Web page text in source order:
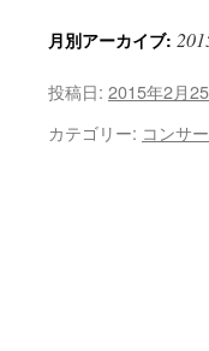
月別アーカイブ:
投稿日: 2015年2月
カテゴリー: コンサ